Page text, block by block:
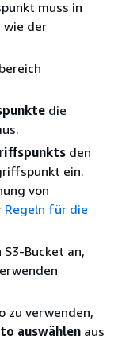
muss in
wie der
die
den
ein.
von
Regeln für die
S3-Bucket an,
zu verwenden,
auswählen aus